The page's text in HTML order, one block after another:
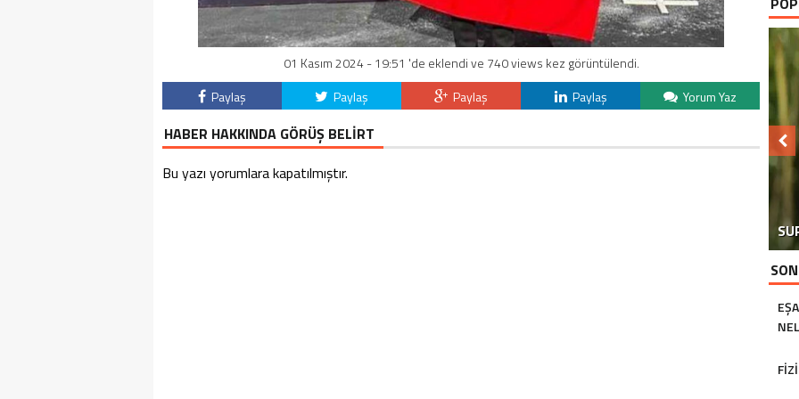
01 Kasım 2024 - 19:51 'de eklendi ve 740 views kez görüntülendi.
Paylaş
Paylaş Paylaş Paylaş Yorum Yaz
HABER HAKKINDA GÖRÜŞ BELİRT
Bu yazı yorumlara kapatılmıştır.